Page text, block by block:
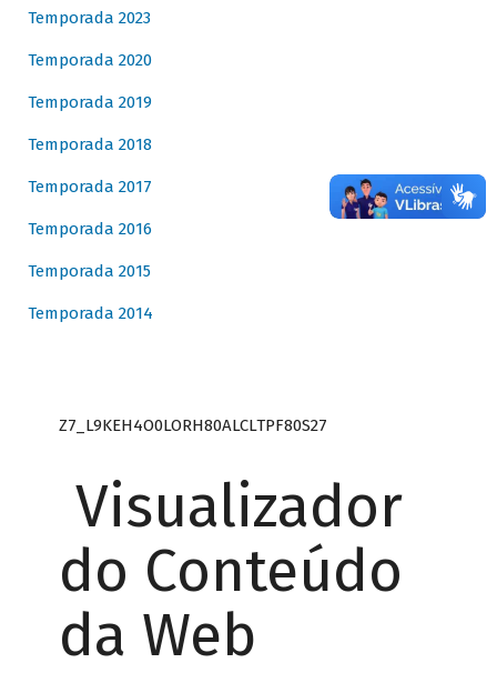
Temporada 2023
Temporada 2020
Temporada 2019
Temporada 2018
Temporada 2017
Temporada 2016
Temporada 2015
Temporada 2014
Z7_L9KEH4O0LORH80ALCLTPF80S27
Visualizador
do Conteúdo
da Web